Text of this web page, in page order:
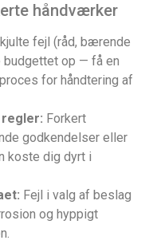
håndværker
fejl (råd, bærende
op — få en
for håndtering af
regler: Forkert
godkendelser eller
koste dig dyrt i
Fejl i valg af beslag
og hyppigt